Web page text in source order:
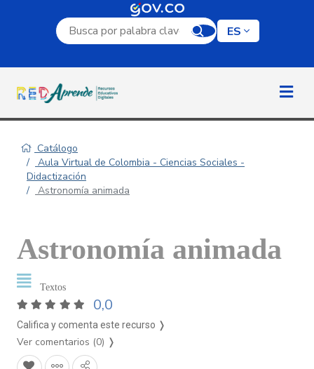
Campo de búsqueda por palabra clave
ES
Catálogo
Aula Virtual de Colombia - Ciencias Sociales -
Didactización
Astronomía animada
Astronomía animada
Textos
0,0
Califica y comenta este recurso ❭
Ver comentarios (0) ❭